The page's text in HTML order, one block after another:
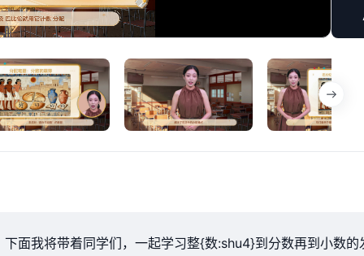
放
面我将带着同学们，一起学习整{数:shu4}到分数再到小数的